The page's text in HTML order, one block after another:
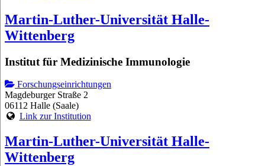
Martin-Luther-Universität Halle-
Wittenberg
Institut für Medizinische Immunologie
Forschungseinrichtungen
Magdeburger Straße 2
06112 Halle (Saale)
Link zur Institution
Martin-Luther-Universität Halle-
Wittenberg